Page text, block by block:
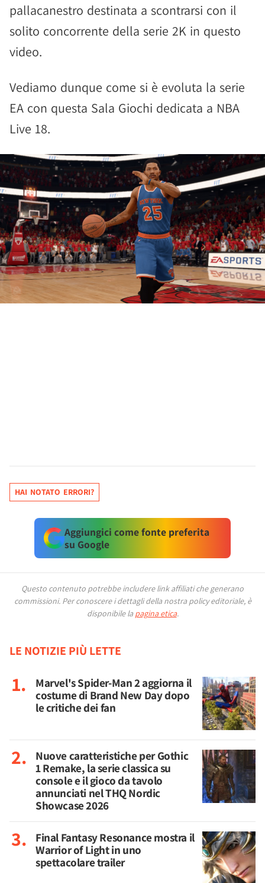
pallacanestro destinata a scontrarsi con il
solito concorrente della serie 2K in questo
video.
Vediamo dunque come si è evoluta la serie
EA con questa Sala Giochi dedicata a NBA
Live 18.
HAI NOTATO ERRORI?
Aggiungici come fonte preferita
su Google
Questo contenuto potrebbe includere link affiliati che generano
commissioni. Per conoscere i dettagli della nostra policy editoriale, è
disponibile la pagina etica.
LE NOTIZIE PIÙ LETTE
Marvel's Spider-Man 2 aggiorna il
costume di Brand New Day dopo
le critiche dei fan
Nuove caratteristiche per Gothic
1 Remake, la serie classica su
console e il gioco da tavolo
annunciati nel THQ Nordic
Showcase 2026
Final Fantasy Resonance mostra il
Warrior of Light in uno
spettacolare trailer